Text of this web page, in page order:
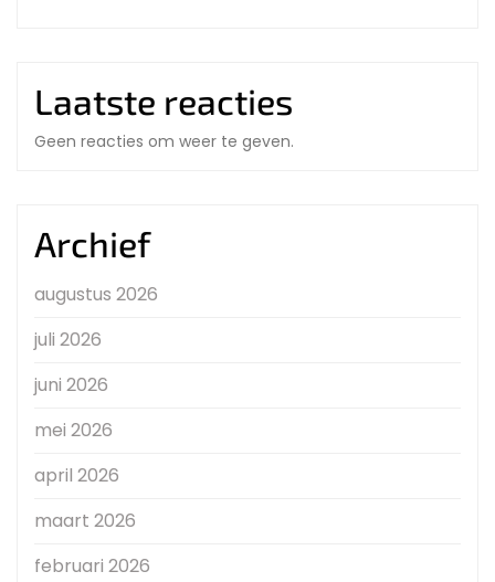
Laatste reacties
Geen reacties om weer te geven.
Archief
augustus 2026
juli 2026
juni 2026
mei 2026
april 2026
maart 2026
februari 2026